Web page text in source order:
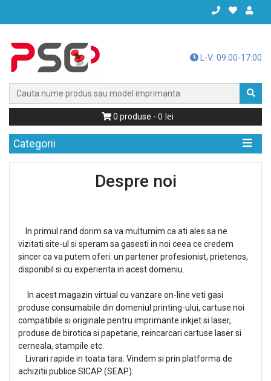
L-V: 09:00-17:00
0 produse - 0
Categorii
Despre noi
In primul rand dorim sa va multumim ca ati ales sa ne
vizitati site-ul si speram sa gasesti in noi ceea ce credem
sincer ca va putem oferi: un partener profesionist, prietenos,
disponibil si cu experienta in acest domeniu.
In acest magazin virtual cu vanzare on-line veti gasi
produse consumabile din domeniul printing-ului, cartuse noi
compatibile si originale pentru imprimante inkjet si laser,
produse de birotica si papetarie, reincarcari cartuse laser si
cerneala, stampile etc.
Livrari rapide in toata tara. Vindem si prin platforma de
achizitii publice SICAP (SEAP).